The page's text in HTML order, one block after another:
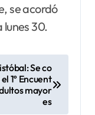
se acordó
lunes 30.
Se co
1º Encuent
mayor
es